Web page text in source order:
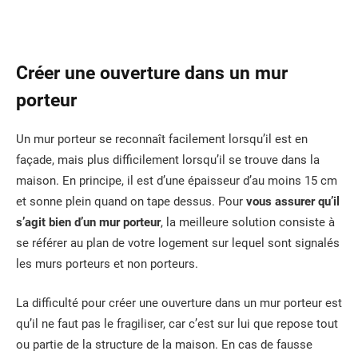
Créer une ouverture dans un mur
porteur
Un mur porteur se reconnaît facilement lorsqu’il est en
façade, mais plus difficilement lorsqu’il se trouve dans la
maison. En principe, il est d’une épaisseur d’au moins 15 cm
et sonne plein quand on tape dessus. Pour vous assurer qu’il
s’agit bien d’un mur porteur, la meilleure solution consiste à
se référer au plan de votre logement sur lequel sont signalés
les murs porteurs et non porteurs.
La difficulté pour créer une ouverture dans un mur porteur est
qu’il ne faut pas le fragiliser, car c’est sur lui que repose tout
ou partie de la structure de la maison. En cas de fausse